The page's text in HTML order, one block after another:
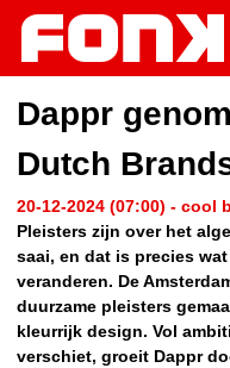
Dappr
Dutch
20-12-2024 (07:00) - cool
Pleisters zijn over het
saai, en dat is precies
veranderen. De
duurzame pleisters
kleurrijk design. Vol
verschiet, groeit Dappr